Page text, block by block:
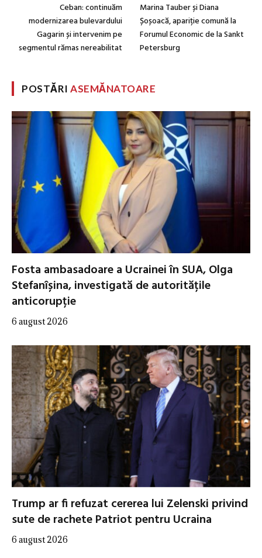
Ceban: continuăm
modernizarea bulevardului
Gagarin și intervenim pe
segmentul rămas nereabilitat
Marina Tauber și Diana
Șoșoacă, apariție comună la
Forumul Economic de la Sankt
Petersburg
POSTĂRIASEMĂNATOARE
Fosta ambasadoare a Ucrainei în SUA, Olga
Stefanîșina, investigată de autoritățile
anticorupție
6 august 2026
Trump ar fi refuzat cererea lui Zelenski privind
sute de rachete Patriot pentru Ucraina
6 august 2026